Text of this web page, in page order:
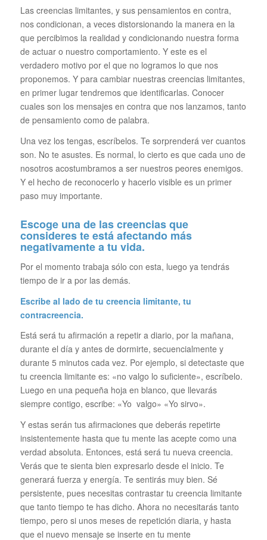
Las creencias limitantes, y sus pensamientos en contra,
nos condicionan, a veces distorsionando la manera en la
que percibimos la realidad y condicionando nuestra forma
de actuar o nuestro comportamiento. Y este es el
verdadero motivo por el que no logramos lo que nos
proponemos. Y para cambiar nuestras creencias limitantes,
en primer lugar tendremos que identificarlas. Conocer
cuales son los mensajes en contra que nos lanzamos, tanto
de pensamiento como de palabra.
Una vez los tengas, escríbelos. Te sorprenderá ver cuantos
son. No te asustes. Es normal, lo cierto es que cada uno de
nosotros acostumbramos a ser nuestros peores enemigos.
Y el hecho de reconocerlo y hacerlo visible es un primer
paso muy importante.
Escoge una de las creencias que
consideres te está afectando más
negativamente a tu vida.
Por el momento trabaja sólo con esta, luego ya tendrás
tiempo de ir a por las demás.
Escribe al lado de tu creencia limitante, tu
contracreencia.
Está será tu afirmación a repetir a diario, por la mañana,
durante el día y antes de dormirte, secuencialmente y
durante 5 minutos cada vez. Por ejemplo, si detectaste que
tu creencia limitante es: «no valgo lo suficiente», escríbelo.
Luego en una pequeña hoja en blanco, que llevarás
siempre contigo, escribe: «Yo valgo» «Yo sirvo».
Y estas serán tus afirmaciones que deberás repetirte
insistentemente hasta que tu mente las acepte como una
verdad absoluta. Entonces, está será tu nueva creencia.
Verás que te sienta bien expresarlo desde el inicio. Te
generará fuerza y energía. Te sentirás muy bien. Sé
persistente, pues necesitas contrastar tu creencia limitante
que tanto tiempo te has dicho. Ahora no necesitarás tanto
tiempo, pero si unos meses de repetición diaria, y hasta
que el nuevo mensaje se inserte en tu mente